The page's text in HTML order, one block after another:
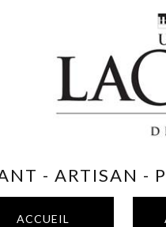
- ARTISAN -
ACCUEIL